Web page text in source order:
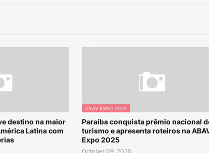
destino na maior
Latina com
ABAV EXPO 2025
Paraíba conquista prêmio nacional
turismo e apresenta roteiros na
Expo 2025
October 09, 2025